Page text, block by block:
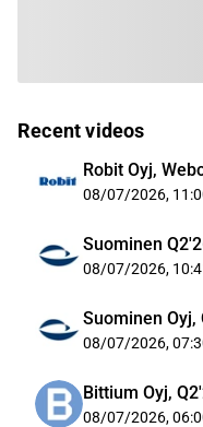
Recent videos
Robit Oyj,
08/07/2026,
Suominen
08/07/2026,
Suominen Oyj,
08/07/2026,
Bittium Oyj,
08/07/2026,